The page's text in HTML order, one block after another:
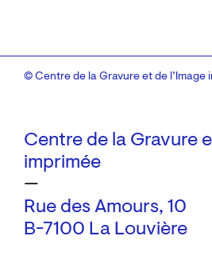
Centre de la Gravure
imprimée
—
Rue des Amours, 10
B-7100 La Louvière
© Centre de la Gravure et de l’Image